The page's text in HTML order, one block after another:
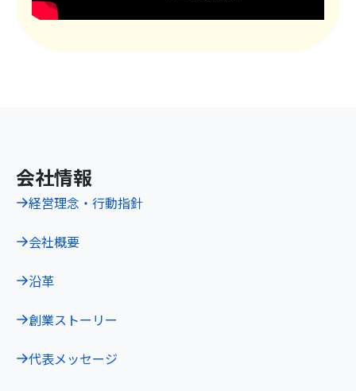
会社情報
経営理念・行動指針
会社概要
沿革
創業ストーリー
代表メッセージ